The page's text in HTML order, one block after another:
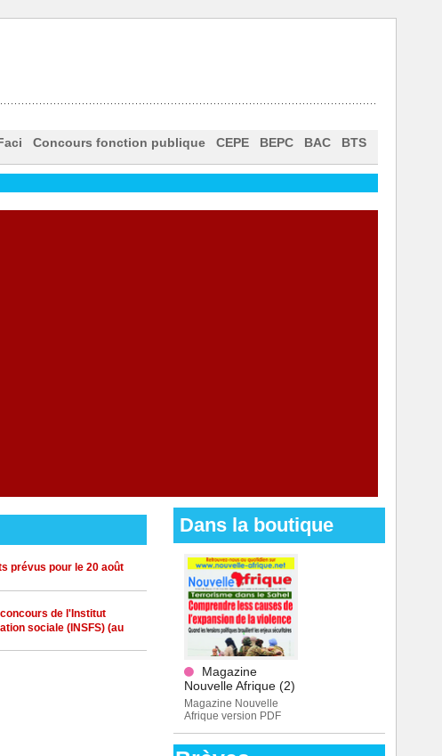
Concours fonction publique CEPE BEPC BAC BTS
prévus pour le 20 août
de l'Institut
sociale (INSFS) (au
Dans la boutique
Magazine
Nouvelle Afrique (2)
Magazine Nouvelle
Afrique version PDF